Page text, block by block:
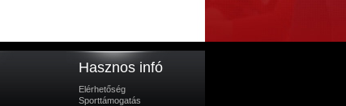
Hasznos infó
Elérhetőség
Sporttámogatás